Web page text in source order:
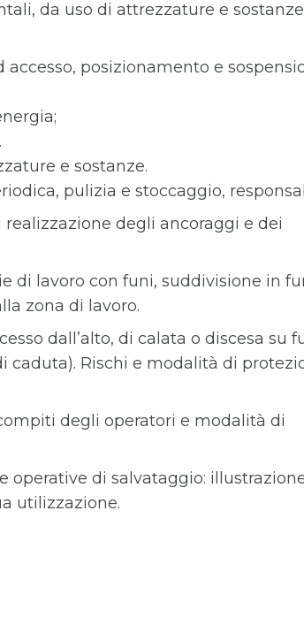
da uso di attrezzature e sostanze
posizionamento e
e sostanze.
pulizia e stoccaggio,
degli ancoraggi e dei
di lavoro con funi, suddivisione in
zona di lavoro.
dall’alto, di calata o discesa su
caduta). Rischi e modalità di
degli operatori e modalità di
operative di salvataggio:
utilizzazione.